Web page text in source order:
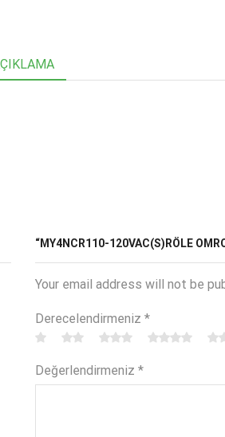
“MY4NCR110-120VAC(S)RÖLE
Your email address will not be
Derecelendirmeniz *
Değerlendirmeniz *